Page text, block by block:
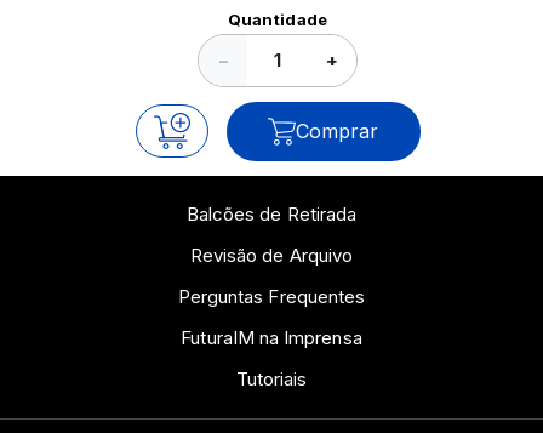
Quantidade
− +
Comprar
Balcões de Retirada
Revisão de Arquivo
Perguntas Frequentes
FuturaIM na Imprensa
Tutoriais